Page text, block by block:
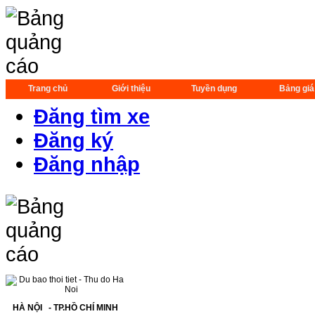
Trang chủ Giới thiệu Tuyền dụng Bảng giá
Đăng tìm xe
Đăng ký
Đăng nhập
HÀ NỘI - TP.HỒ CHÍ MINH